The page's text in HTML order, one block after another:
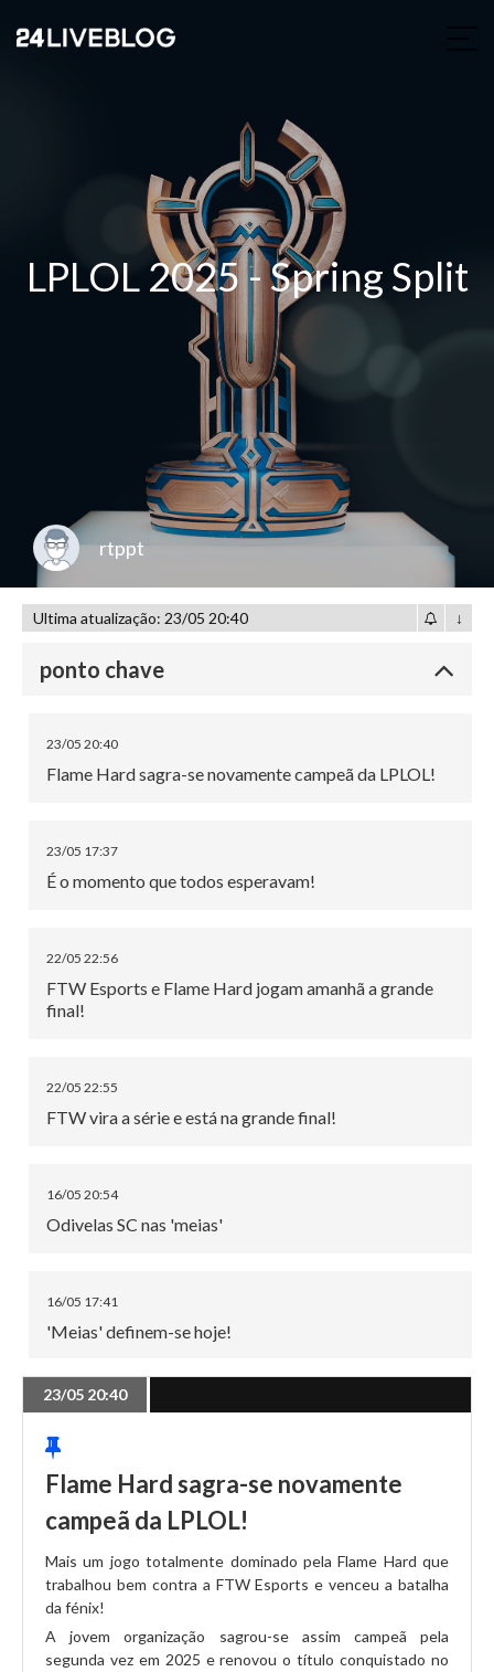
LPLOL 2025 - Spring Split
rtppt
Ultima atualização: 23/05 20:40 ↓
ponto chave
23/05 20:40
Flame Hard sagra-se novamente campeã da LPLOL!
23/05 17:37
É o momento que todos esperavam!
22/05 22:56
FTW Esports e Flame Hard jogam amanhã a grande
final!
22/05 22:55
FTW vira a série e está na grande final!
16/05 20:54
Odivelas SC nas 'meias'
16/05 17:41
'Meias' definem-se hoje!
15/05 21:05
FlameHard está na grande final do Spring Split
15/05 20:12
FlameHard vence jogo 2!
23/05 20:40
Flame Hard sagra-se novamente
campeã da LPLOL!
Mais um jogo totalmente dominado pela Flame Hard que
trabalhou bem contra a FTW Esports e venceu a batalha
da fénix!
A jovem organização sagrou-se assim campeã pela
segunda vez em 2025 e renovou o título conquistado no